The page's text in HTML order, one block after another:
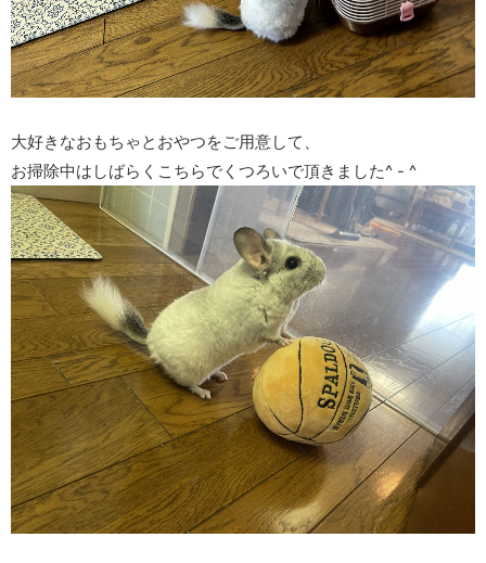
大好きなおもちゃとおやつをご用意して、
お掃除中はしばらくこちらでくつろいで頂きました^ - ^